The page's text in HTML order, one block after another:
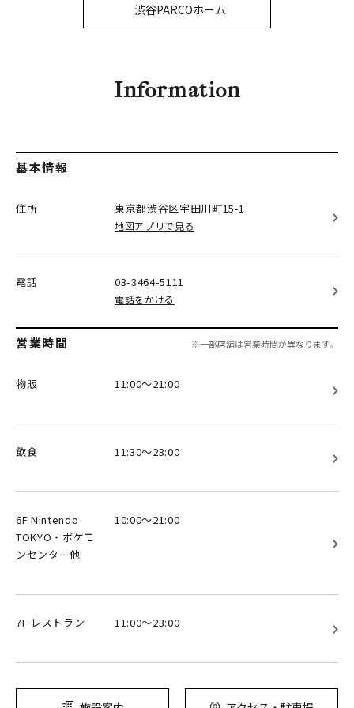
渋谷PARCOホーム
Information
基本情報
住所 東京都渋谷区宇田川町15-1
地図アプリで見る
電話 03-3464-5111
電話をかける
営業時間 ※一部店舗は営業時間が異なります。
物販 11:00～21:00
飲食 11:30～23:00
6F Nintendo
TOKYO・ポケモ
ンセンター他
10:00～21:00
7F レストラン 11:00～23:00